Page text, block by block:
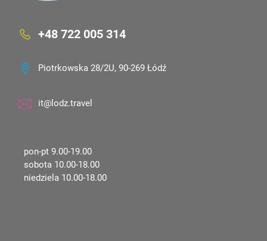
+48 722 005 314
Piotrkowska 28/2U, 90-269 Łódź
it@lodz.travel
pon-pt 9.00-19.00
sobota 10.00-18.00
niedziela 10.00-18.00